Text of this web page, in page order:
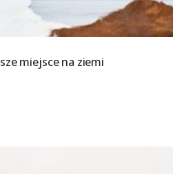
miejsce na ziemi